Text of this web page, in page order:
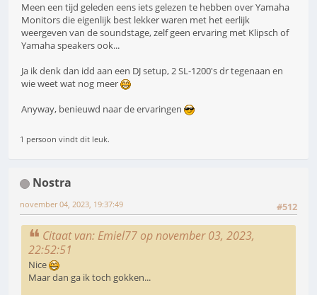
Meen een tijd geleden eens iets gelezen te hebben over Yamaha
Monitors die eigenlijk best lekker waren met het eerlijk
weergeven van de soundstage, zelf geen ervaring met Klipsch of
Yamaha speakers ook...
Ja ik denk dan idd aan een DJ setup, 2 SL-1200's dr tegenaan en
wie weet wat nog meer
Anyway, benieuwd naar de ervaringen
1 persoon vindt dit leuk.
Nostra
#512
november 04, 2023, 19:37:49
Citaat van: Emiel77 op november 03, 2023,
22:52:51
Nice
Maar dan ga ik toch gokken...